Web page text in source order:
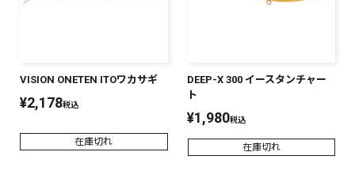
VISION ONETEN ITOワカサギ
¥2,178税込
在庫切れ
DEEP-X 300 イースタンチャー
ト
¥1,980税込
在庫切れ